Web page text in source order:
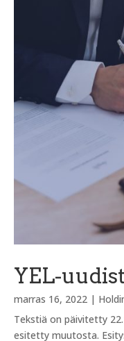
YEL-
marras 16, 2022 |
Tekstiä on päivitetty
esitetty muutosta.